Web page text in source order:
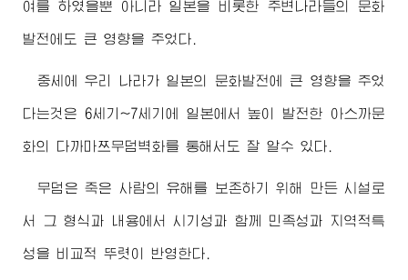
여를 하였을뿐 아니라 일본을 비롯한 주변나라들의 문화
발전에도 큰 영향을 주었다.
중세에 우리 나라가 일본의 문화발전에 큰 영향을 주었
다는것은 6세기~7세기에 일본에서 높이 발전한 아스까문
화의 다까마쯔무덤벽화를 통해서도 잘 알수 있다.
무덤은 죽은 사람의 유해를 보존하기 위해 만든 시설로
서 그 형식과 내용에서 시기성과 함께 민족성과 지역적특
성을 비교적 뚜렷이 반영한다.